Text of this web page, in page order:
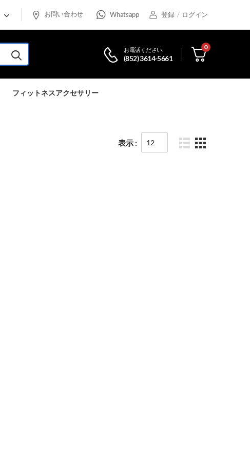
お問い合わせ Whatsapp 登録 / ログイン
お電話ください:
(852) 3614-5661
0
フィットネスアクセサリー
表示 :